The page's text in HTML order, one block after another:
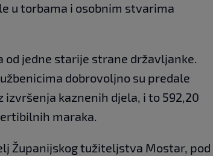
u torbama i osobnim stvarima
od jedne starije strane državljanke.
dobrovoljno su predale
izvršenja kaznenih djela, i to 592,20
maraka.
Županijskog tužiteljstva Mostar, pod